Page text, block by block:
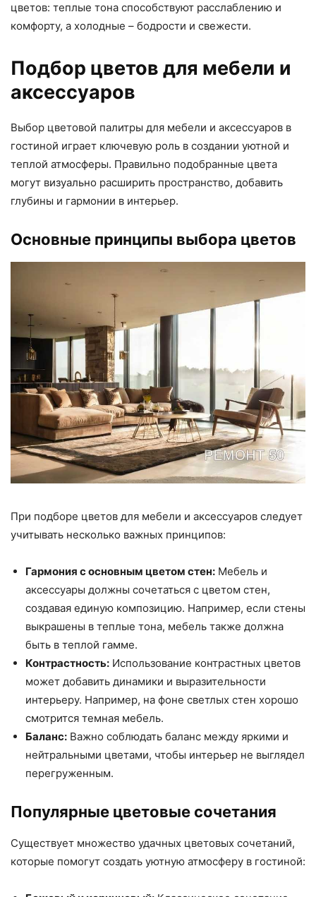
цветов: теплые тона способствуют расслаблению и
комфорту, а холодные – бодрости и свежести.
Подбор цветов для мебели и
аксессуаров
Выбор цветовой палитры для мебели и аксессуаров в
гостиной играет ключевую роль в создании уютной и
теплой атмосферы. Правильно подобранные цвета
могут визуально расширить пространство, добавить
глубины и гармонии в интерьер.
Основные принципы выбора цветов
При подборе цветов для мебели и аксессуаров следует
учитывать несколько важных принципов:
Гармония с основным цветом стен: Мебель и
аксессуары должны сочетаться с цветом стен,
создавая единую композицию. Например, если стены
выкрашены в теплые тона, мебель также должна
быть в теплой гамме.
Контрастность: Использование контрастных цветов
может добавить динамики и выразительности
интерьеру. Например, на фоне светлых стен хорошо
смотрится темная мебель.
Баланс: Важно соблюдать баланс между яркими и
нейтральными цветами, чтобы интерьер не выглядел
перегруженным.
Популярные цветовые сочетания
Существует множество удачных цветовых сочетаний,
которые помогут создать уютную атмосферу в гостиной: